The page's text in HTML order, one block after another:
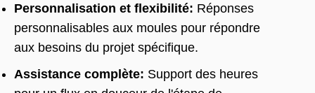
Personnalisation et flexibilité: Réponses
personnalisables aux moules pour répondre
aux besoins du projet spécifique.
Assistance complète: Support des heures